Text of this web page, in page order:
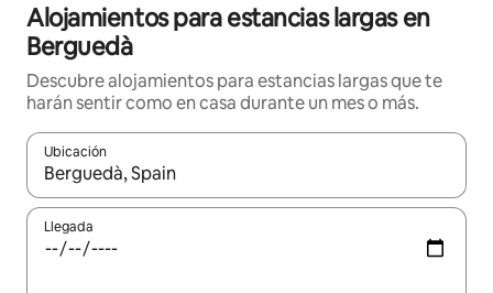
Alojamientos para estancias largas en
Berguedà
Descubre alojamientos para estancias largas que te
harán sentir como en casa durante un mes o más.
Ubicación
Cuando los resultados estén disponibles, podrás navegar
Llegada